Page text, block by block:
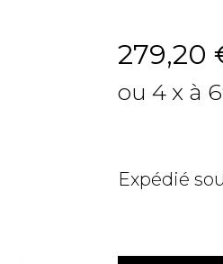
279,20
ou 4 x à
Expédié